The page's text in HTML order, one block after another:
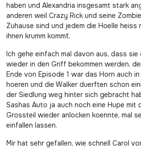
haben und Alexandria insgesamt stark
anderen weil Crazy Rick und seine
Zuhause sind und jedem die Hoelle heiss
ihnen krumm kommt.
Ich gehe einfach mal davon aus, dass
wieder in den Griff bekommen werden,
Ende von Episode 1 war das Horn auch
hoeren und die Walker duerften schon
der Siedlung weg hinter sich gebracht
Sashas Auto ja auch noch eine Hupe mit
Grossteil wieder anlocken koennte, mal
einfallen lassen.
Mir hat sehr gefallen, wie schnell Carol